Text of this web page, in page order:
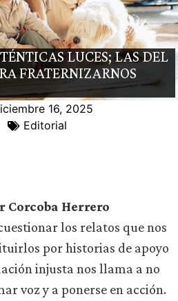
LUCES; LAS DEL
FRATERNIZARNOS
16, 2025
Editorial
Corcoba Herrero
los relatos que nos
por historias de apoyo
injusta nos llama a no
voz y a ponerse en acción.